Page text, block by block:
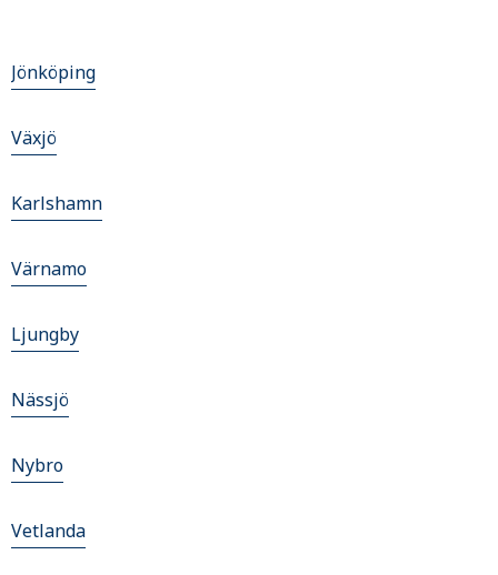
Jönköping
Växjö
Karlshamn
Värnamo
Ljungby
Nässjö
Nybro
Vetlanda